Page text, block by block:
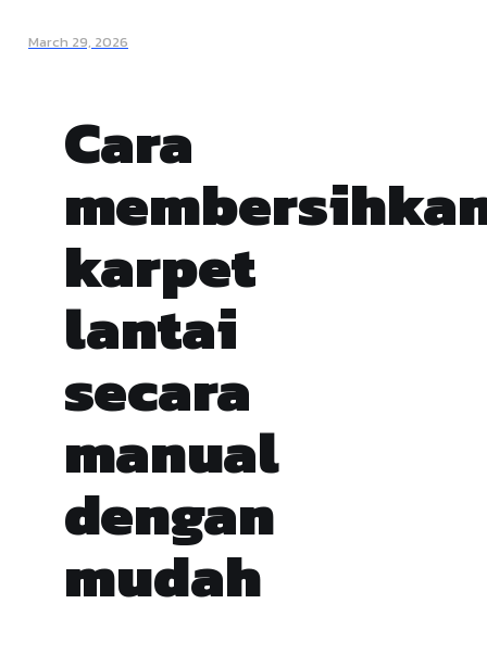
March 29, 2026
Cara
karpet
lantai
secara
manual
dengan
mudah